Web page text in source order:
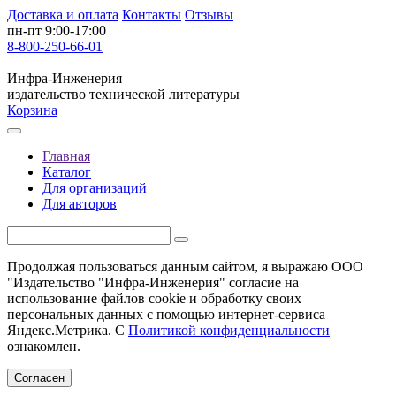
Доставка и оплата Контакты Отзывы
пн-пт 9:00-17:00
8-800-250-66-01
Инфра-Инженерия
издательство технической литературы
Корзина
Главная
Каталог
Для организаций
Для авторов
Продолжая пользоваться данным сайтом, я выражаю ООО
"Издательство "Инфра-Инженерия" согласие на
использование файлов cookie и обработку своих
персональных данных с помощью интернет-сервиса
Яндекс.Метрика. С Политикой конфиденциальности
ознакомлен.
Согласен